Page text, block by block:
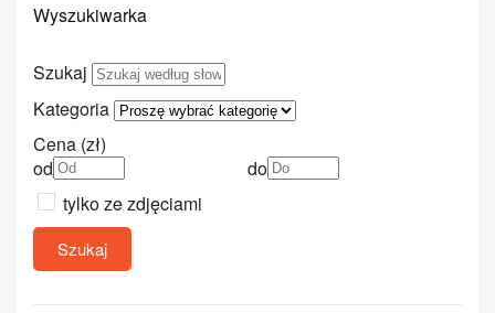
Wyszukiwarka
Szukaj
Kategoria
Cena (zł)
od
do
tylko ze zdjęciami
Szukaj